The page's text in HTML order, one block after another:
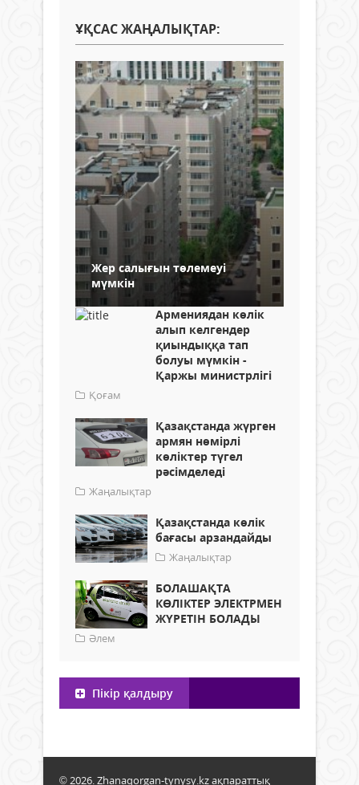
ҰҚСАС ЖАҢАЛЫҚТАР:
Жер салығын төлемеуі
мүмкін
Армениядан көлік
алып келгендер
қиындыққа тап
болуы мүмкін -
Қаржы министрлігі
Қоғам
Қазақстанда жүрген
армян нөмірлі
көліктер түгел
рәсімделеді
Жаңалықтар
Қазақстанда көлік
бағасы арзандайды
Жаңалықтар
БОЛАШАҚТА
КӨЛІКТЕР ЭЛЕКТРМЕН
ЖҮРЕТІН БОЛАДЫ
Әлем
Пікір қалдыру
© 2026. Zhanaqorgan-tynysy.kz ақпараттық